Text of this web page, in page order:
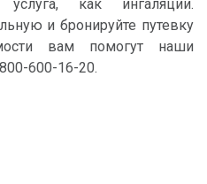
услуга, как ингаляции.
и бронируйте путевку
вам помогут наши
600-16-20.